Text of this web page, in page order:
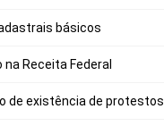
básicos
na Receita Federal
de existência de protestos